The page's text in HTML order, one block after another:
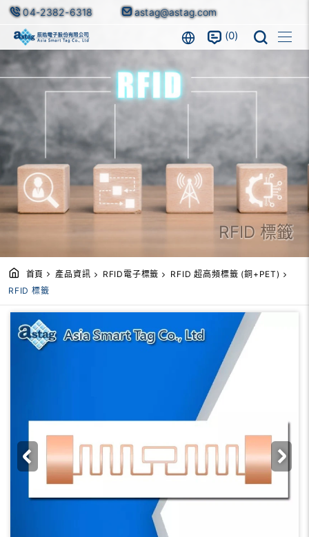
04-2382-6318 astag@astag.com
0
RFID 標籤
首頁 產品資訊 RFID電子標籤
RFID 超高頻標籤 (銅+PET)
RFID 標籤